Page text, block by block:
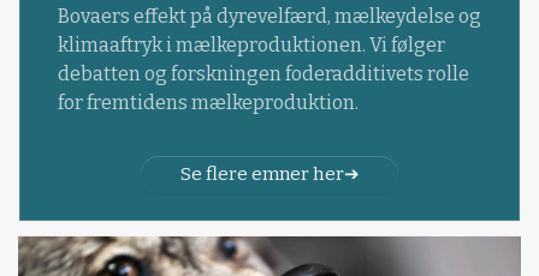
Bovaers effekt på dyrevelfærd, mælkeydelse og
klimaaftryk i mælkeproduktionen. Vi følger
debatten og forskningen foderadditivets rolle
for fremtidens mælkeproduktion.
Se flere emner her